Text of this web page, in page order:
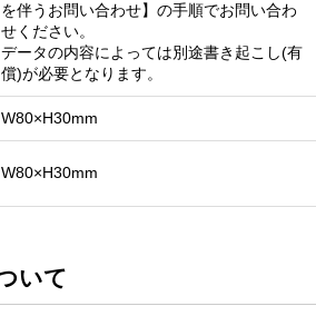
を伴うお問い合わせ】の手順でお問い合わ
せください。
データの内容によっては別途書き起こし(有
償)が必要となります。
W80×H30mm
W80×H30mm
いて